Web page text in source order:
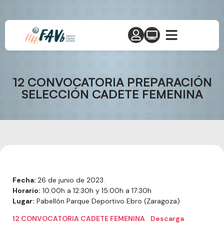
12 CONVOCATORIA PREPARACIÓN
SELECCIÓN CADETE FEMENINA
Fecha: 26 de junio de 2023.
Horario: 10:00h a 12:30h y 15:00h a 17:30h
Lugar: Pabellón Parque Deportivo Ebro (Zaragoza)
12 CONVOCATORIA CADETE FEMENINA
Descarga